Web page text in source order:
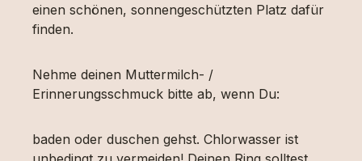
einen schönen, sonnengeschützten Platz dafür
finden.
Nehme deinen Muttermilch- /
Erinnerungsschmuck bitte ab, wenn Du:
baden oder duschen gehst. Chlorwasser ist